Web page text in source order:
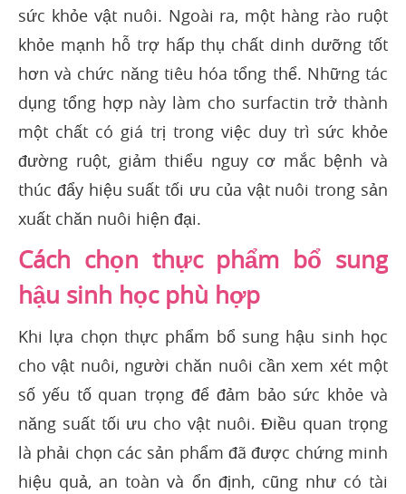
sức khỏe vật nuôi. Ngoài ra, một hàng rào ruột
khỏe mạnh hỗ trợ hấp thụ chất dinh dưỡng tốt
hơn và chức năng tiêu hóa tổng thể. Những tác
dụng tổng hợp này làm cho surfactin trở thành
một chất có giá trị trong việc duy trì sức khỏe
đường ruột, giảm thiểu nguy cơ mắc bệnh và
thúc đẩy hiệu suất tối ưu của vật nuôi trong sản
xuất chăn nuôi hiện đại.
Cách chọn thực phẩm bổ sung
hậu sinh học phù hợp
Khi lựa chọn thực phẩm bổ sung hậu sinh học
cho vật nuôi, người chăn nuôi cần xem xét một
số yếu tố quan trọng để đảm bảo sức khỏe và
năng suất tối ưu cho vật nuôi. Điều quan trọng
là phải chọn các sản phẩm đã được chứng minh
hiệu quả, an toàn và ổn định, cũng như có tài